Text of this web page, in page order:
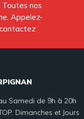
nos
Appelez-
Samedi de 9h à 20h
Dimanches et Jours